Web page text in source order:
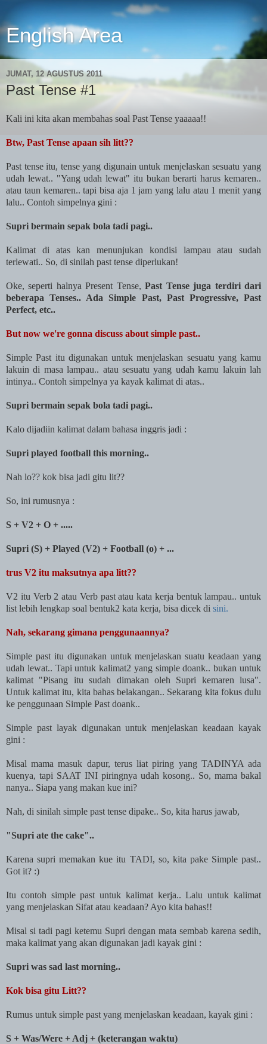
English Area
JUMAT, 12 AGUSTUS 2011
Past Tense #1
Kali ini kita akan membahas soal Past Tense yaaaaa!!
Btw, Past Tense apaan sih litt??
Past tense itu, tense yang digunain untuk menjelaskan sesuatu yang
udah lewat.. "Yang udah lewat" itu bukan berarti harus kemaren..
atau taun kemaren.. tapi bisa aja 1 jam yang lalu atau 1 menit yang
lalu.. Contoh simpelnya gini :
Supri bermain sepak bola tadi pagi..
Kalimat di atas kan menunjukan kondisi lampau atau sudah
terlewati.. So, di sinilah past tense diperlukan!
Oke, seperti halnya Present Tense,Past Tense juga terdiri dari
beberapa Tenses.. Ada Simple Past, Past Progressive, Past
Perfect, etc..
But now we're gonna discuss about simple past..
Simple Past itu digunakan untuk menjelaskan sesuatu yang kamu
lakuin di masa lampau.. atau sesuatu yang udah kamu lakuin lah
intinya.. Contoh simpelnya ya kayak kalimat di atas..
Supri bermain sepak bola tadi pagi..
Kalo dijadiin kalimat dalam bahasa inggris jadi :
Supri played football this morning..
Nah lo?? kok bisa jadi gitu lit??
So, ini rumusnya :
S + V2 + O + .....
Supri (S) + Played (V2) + Football (o) + ...
trus V2 itu maksutnya apa litt??
V2 itu Verb 2 atau Verb past atau kata kerja bentuk lampau.. untuk
list lebih lengkap soal bentuk2 kata kerja, bisa dicek di sini.
Nah, sekarang gimana penggunaannya?
Simple past itu digunakan untuk menjelaskan suatu keadaan yang
udah lewat.. Tapi untuk kalimat2 yang simple doank.. bukan untuk
kalimat "Pisang itu sudah dimakan oleh Supri kemaren lusa".
Untuk kalimat itu, kita bahas belakangan.. Sekarang kita fokus dulu
ke penggunaan Simple Past doank..
Simple past layak digunakan untuk menjelaskan keadaan kayak
gini :
Misal mama masuk dapur, terus liat piring yang TADINYA ada
kuenya, tapi SAAT INI piringnya udah kosong.. So, mama bakal
nanya.. Siapa yang makan kue ini?
Nah, di sinilah simple past tense dipake.. So, kita harus jawab,
"Supri ate the cake"..
Karena supri memakan kue itu TADI, so, kita pake Simple past..
Got it? :)
Itu contoh simple past untuk kalimat kerja.. Lalu untuk kalimat
yang menjelaskan Sifat atau keadaan? Ayo kita bahas!!
Misal si tadi pagi ketemu Supri dengan mata sembab karena sedih,
maka kalimat yang akan digunakan jadi kayak gini :
Supri was sad last morning..
Kok bisa gitu Litt??
Rumus untuk simple past yang menjelaskan keadaan, kayak gini :
S + Was/Were + Adj + (keterangan waktu)